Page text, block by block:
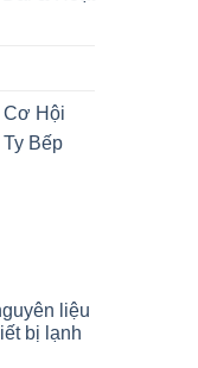
Cơ Hội
Bếp
liệu
bị lạnh